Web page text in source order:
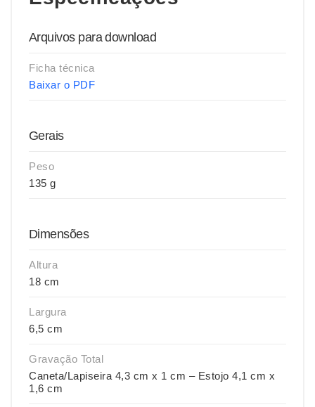
Arquivos para download
Ficha técnica
Baixar o PDF
Gerais
Peso
135 g
Dimensões
Altura
18 cm
Largura
6,5 cm
Gravação Total
Caneta/Lapiseira 4,3 cm x 1 cm – Estojo 4,1 cm x
1,6 cm